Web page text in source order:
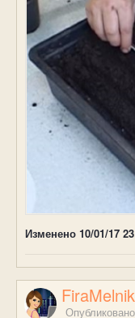
Изменено 10/01/17
FiraMelnik
Опубликовано